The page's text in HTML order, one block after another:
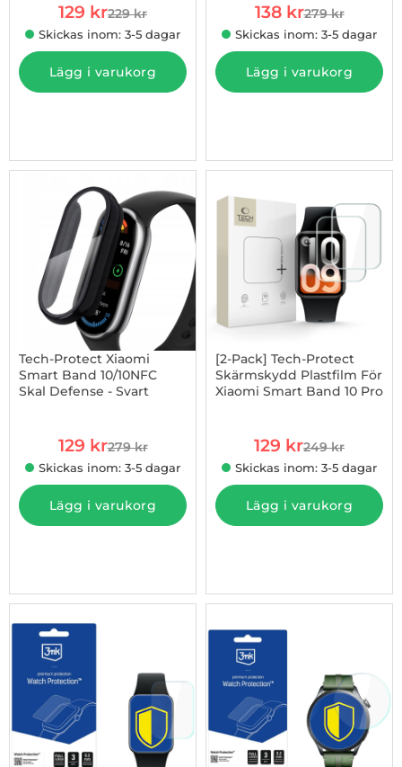
rea pris
129 krtidigare pris
229 kr
Skickas inom: 3-5 dagar
Lägg i varukorg
rea pris
138 krtidigare pris
279 kr
Skickas inom: 3-5 dagar
Lägg i varukorg
Tech-Protect Xiaomi
Smart Band 10/10NFC
Skal Defense - Svart
rea pris
129 krtidigare pris
279 kr
Skickas inom: 3-5 dagar
Lägg i varukorg
[2-Pack] Tech-Protect
Skärmskydd Plastfilm För
Xiaomi Smart Band 10 Pro
rea pris
129 krtidigare pris
249 kr
Skickas inom: 3-5 dagar
Lägg i varukorg
-42%